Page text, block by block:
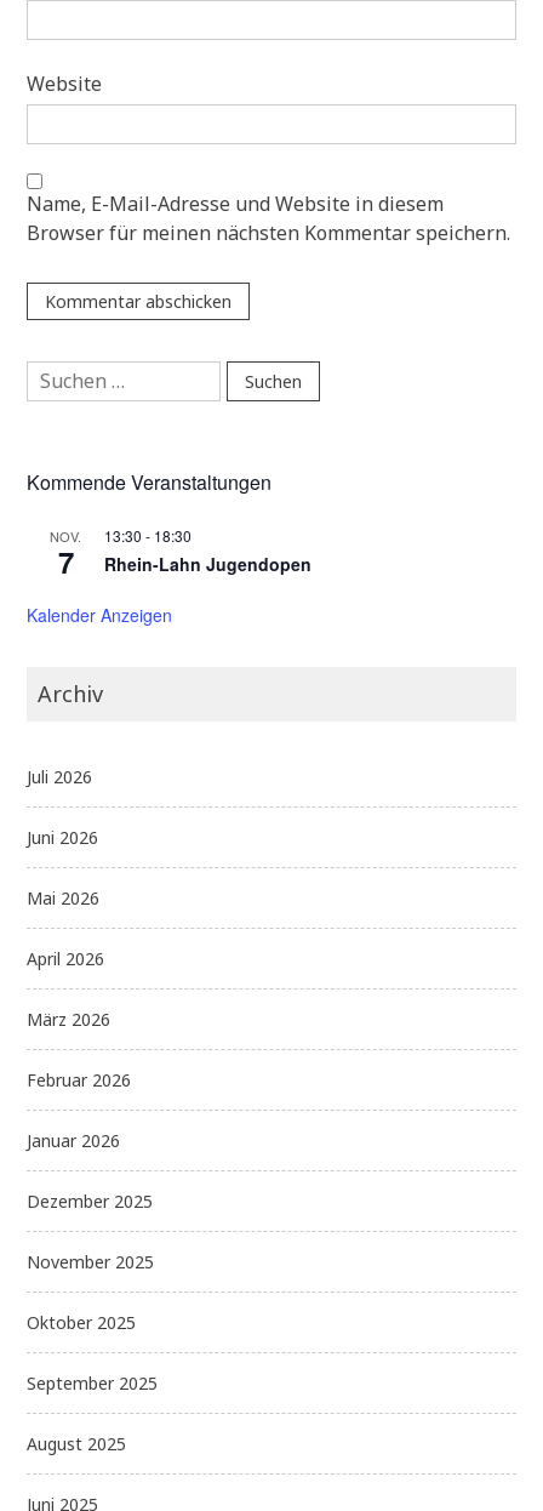
Website
Name, E-Mail-Adresse und Website in diesem
Browser für meinen nächsten Kommentar speichern.
Suchen
nach:
Kommende Veranstaltungen
NOV.
7
13:30 - 18:30
Rhein-Lahn Jugendopen
Kalender Anzeigen
Archiv
Juli 2026
Juni 2026
Mai 2026
April 2026
März 2026
Februar 2026
Januar 2026
Dezember 2025
November 2025
Oktober 2025
September 2025
August 2025
Juni 2025